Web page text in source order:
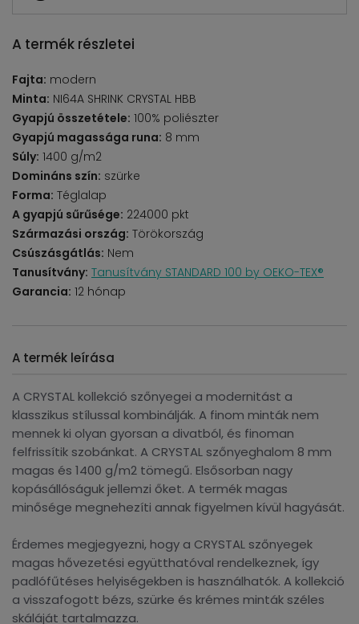
A termék részletei
Fajta: modern
Minta: NI64A SHRINK CRYSTAL HBB
Gyapjú összetétele: 100% poliészter
Gyapjú magassága runa: 8 mm
Súly: 1400 g/m2
Domináns szín: szürke
Forma: Téglalap
A gyapjú sűrűsége: 224000 pkt
Származási ország: Törökország
Csúszásgátlás: Nem
Tanusítvány: Tanusítvány STANDARD 100 by OEKO-TEX®
Garancia: 12 hónap
A termék leírása
A CRYSTAL kollekció szőnyegei a modernitást a
klasszikus stílussal kombinálják. A finom minták nem
mennek ki olyan gyorsan a divatból, és finoman
felfrissítik szobánkat. A CRYSTAL szőnyeghalom 8 mm
magas és 1400 g/m2 tömegű. Elsősorban nagy
kopásállóságuk jellemzi őket. A termék magas
minősége megnehezíti annak figyelmen kívül hagyását.
Érdemes megjegyezni, hogy a CRYSTAL szőnyegek
magas hővezetési együtthatóval rendelkeznek, így
padlófűtéses helyiségekben is használhatók. A kollekció
a visszafogott bézs, szürke és krémes minták széles
skáláját tartalmazza.